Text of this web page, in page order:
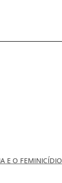
E O FEMINICÍDIO